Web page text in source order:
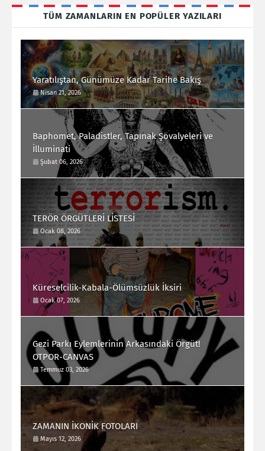
TÜM ZAMANLARIN EN POPÜLER YAZILARI
Yaratılıştan, Günümüze Kadar Tarihe Bakış
Nisan 21, 2026
Baphomet, Paladistler, Tapınak Şövalyeleri ve
İlluminati
Şubat 06, 2026
TERÖR ÖRGÜTLERİ LİSTESİ
Ocak 08, 2026
Küreselcilik-Kabala-Ölümsüzlük İksiri
Ocak 07, 2026
Gezi Parkı Eylemlerinin Arkasındaki Örgüt!
OTPOR-CANVAS
Temmuz 03, 2026
ZAMANIN İKONİK FOTOLARI
Mayıs 12, 2026